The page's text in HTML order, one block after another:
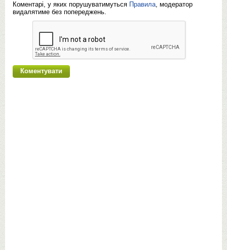
Коментарі, у яких порушуватимуться Правила, модератор
видалятиме без попереджень.